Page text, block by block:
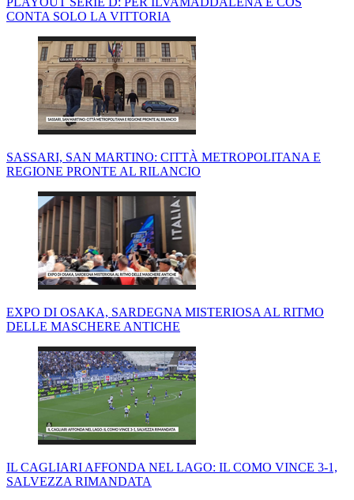
CONTA SOLO LA VITTORIA
SASSARI, SAN MARTINO: CITTÀ METROPOLITANA E
REGIONE PRONTE AL RILANCIO
EXPO DI OSAKA, SARDEGNA MISTERIOSA AL RITMO
DELLE MASCHERE ANTICHE
IL CAGLIARI AFFONDA NEL LAGO: IL COMO VINCE 3-1,
SALVEZZA RIMANDATA